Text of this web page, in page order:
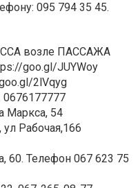
095 794 35 45.
возле ПАССАЖА
goo.gl/JUYWoy
2lVqyg
0676177777
Маркса, 54
Рабочая,166
60. Телефон 067 623 75